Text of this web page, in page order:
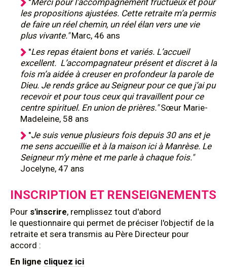
"Merci pour l’accompagnement fructueux et pour
les propositions ajustées. Cette retraite m’a permis
de faire un réel chemin, un réel élan vers une vie
plus vivante."Marc, 46 ans
"Les repas étaient bons et variés. L’accueil
excellent. L’accompagnateur présent et discret à la
fois m’a aidée à creuser en profondeur la parole de
Dieu. Je rends grâce au Seigneur pour ce que j’ai pu
recevoir et pour tous ceux qui travaillent pour ce
centre spirituel. En union de prières."Sœur Marie-
Madeleine, 58 ans
"Je suis venue plusieurs fois depuis 30 ans et je
me sens accueillie et à la maison ici à Manrèse. Le
Seigneur m’y mène et me parle à chaque fois."
Jocelyne, 47 ans
INSCRIPTION ET RENSEIGNEMENTS
Pour s'inscrire, remplissez tout d'abord
le questionnaire qui permet de préciser l'objectif de la
retraite et sera transmis au Père Directeur pour
accord :
En ligne cliquez ici